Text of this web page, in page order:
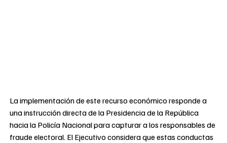
La implementación de este recurso económico responde a
una instrucción directa de la Presidencia de la República
hacia la Policía Nacional para capturar a los responsables de
fraude electoral. El Ejecutivo considera que estas conductas